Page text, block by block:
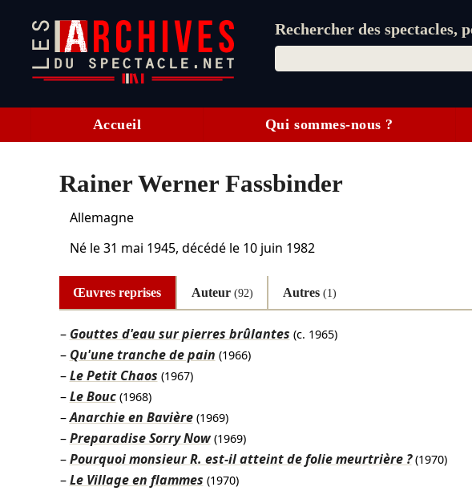
Rechercher des spectacles,
Accueil Qui sommes-nous ?
Rainer Werner Fassbinder
Allemagne
Né le31 mai 1945, décédé le 10 juin 1982
Œuvres reprises Auteur (92) Autres(1)
Gouttes d'eau sur pierres brûlantes (c. 1965)
Qu'une tranche de pain (1966)
Le Petit Chaos (1967)
Le Bouc (1968)
Anarchie en Bavière (1969)
Preparadise Sorry Now (1969)
Pourquoi monsieur R. est-il atteint de folie meurtrière ? (1970)
Le Village en flammes (1970)